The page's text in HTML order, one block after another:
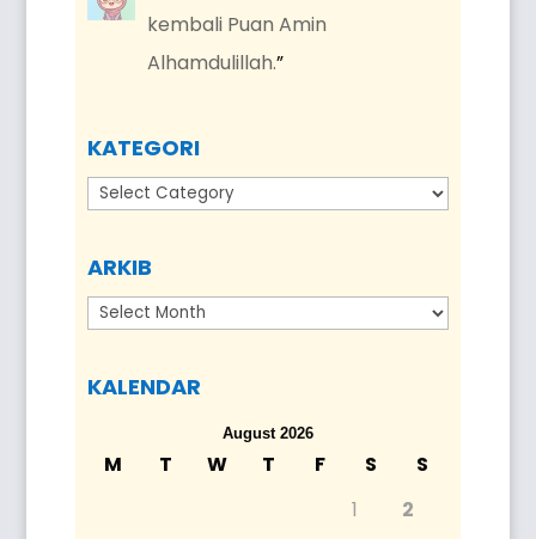
kembali Puan Amin
Alhamdulillah.”
KATEGORI
Kategori
ARKIB
Arkib
KALENDAR
August 2026
M T W T F S
S
1
2